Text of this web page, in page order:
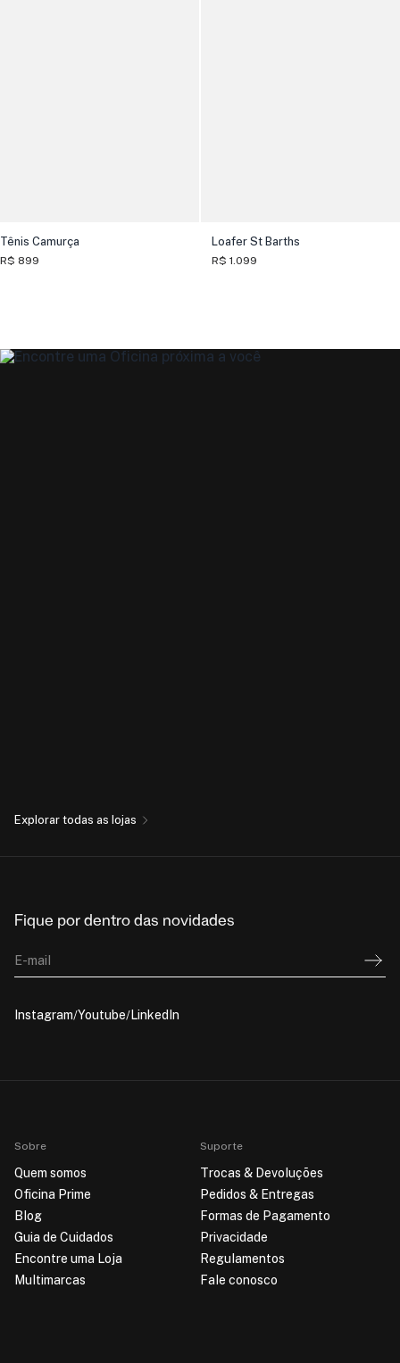
Tênis Camurça
R$ 899
Loafer St Barths
R$ 1.099
Explorar todas as lojas
Fique por dentro das novidades
E-mail
Instagram Youtube LinkedIn
Sobre
Quem somos
Oficina Prime
Blog
Guia de Cuidados
Encontre uma Loja
Multimarcas
Suporte
Trocas & Devoluções
Pedidos & Entregas
Formas de Pagamento
Privacidade
Regulamentos
Fale conosco